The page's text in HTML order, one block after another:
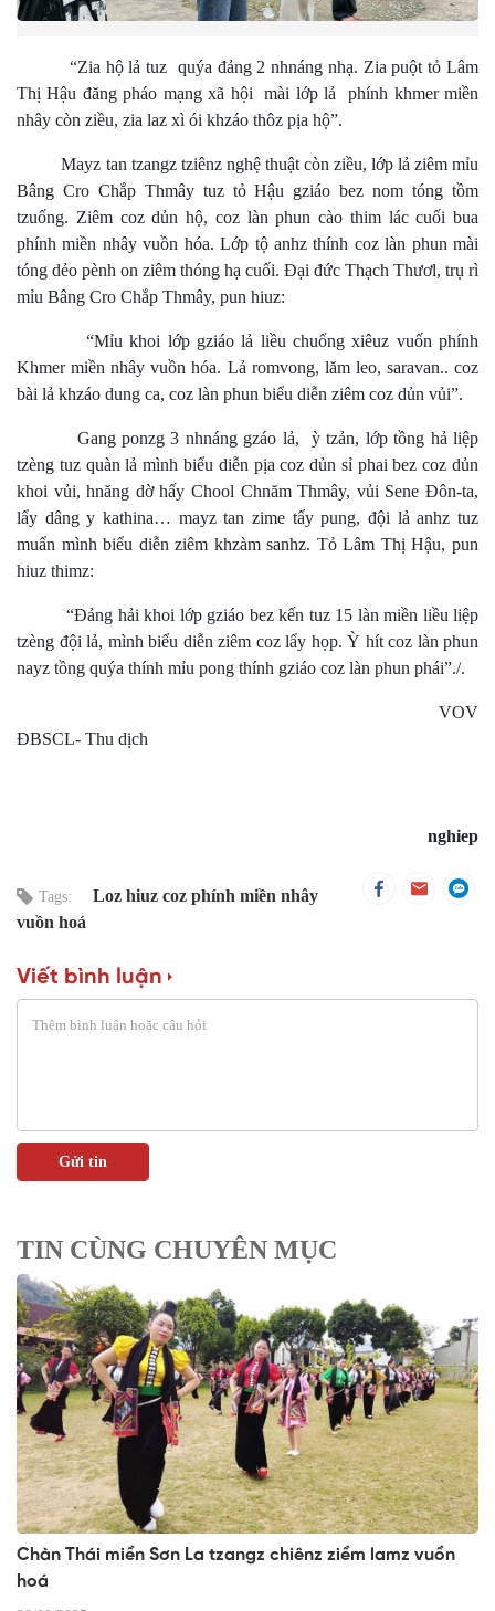
“Zia hộ lả tuz quýa đảng 2 nhnáng nhạ. Zia puột tỏ Lâm
Thị Hậu đăng pháo mạng xã hội mài lớp lả phính khmer miền
nhây còn ziều, zia laz xì ói khzáo thôz pịa hộ”.
Mayz tan tzangz tziênz nghệ thuật còn ziều, lớp lả ziêm mỉu
Bâng Cro Chắp Thmây tuz tỏ Hậu gziáo bez nom tóng tồm
tzuống. Ziêm coz dủn hộ, coz làn phun cào thim lác cuối bua
phính miền nhây vuồn hóa. Lớp tộ anhz thính coz làn phun mài
tóng dẻo pènh on ziêm thóng hạ cuối. Đại đức Thạch Thươl, trụ rì
mỉu Bâng Cro Chắp Thmây, pun hiuz:
“Mỉu khoi lớp gziáo lả liều chuổng xiêuz vuốn phính
Khmer miền nhây vuồn hóa. Lả romvong, lăm leo, saravan.. coz
bài lả khzáo dung ca, coz làn phun biểu diễn ziêm coz dủn vủi”.
Gang ponzg 3 nhnáng gzáo lả, ỳ tzản, lớp tồng hả liệp
tzèng tuz quàn lả mình biểu diễn pịa coz dủn sỉ phai bez coz dủn
khoi vủi, hnăng dờ hấy Chool Chnăm Thmây, vủi Sene Đôn-ta,
lẩy dâng y kathina… mayz tan zime tẩy pung, đội lả anhz tuz
muẩn mình biểu diễn ziêm khzàm sanhz. Tỏ Lâm Thị Hậu, pun
hiuz thimz:
“Đảng hải khoi lớp gziáo bez kến tuz 15 làn miền liều liệp
tzèng đội lả, mình biểu diễn ziêm coz lẩy họp. Ỳ hít coz làn phun
nayz tồng quýa thính mỉu pong thính gziáo coz làn phun phái”./.
VOV
ĐBSCL- Thu dịch
nghiep
Tags:
Loz hiuz coz phính miền nhây
vuồn hoá
Viết bình luận
TIN CÙNG CHUYÊN MỤC
Chàn Thái miền Sơn La tzangz chiênz ziềm lamz vuồn
hoá